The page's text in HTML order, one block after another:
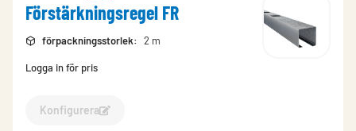
Förstärkningsregel FR
förpackningsstorlek: 2 m
Logga in för pris
Konfigurera
Konfigurera Förstärkningsregel FR-16199